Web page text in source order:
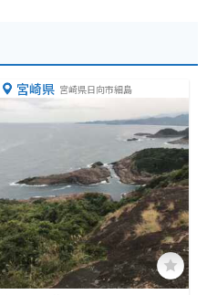
宮崎県 宮崎県日向市細島